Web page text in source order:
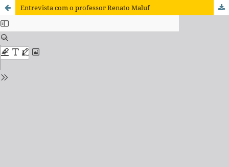
Entrevista com o professor Renato Maluf